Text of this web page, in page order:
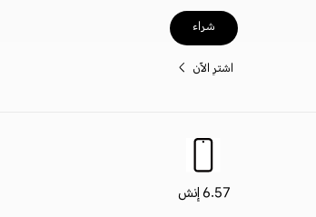
شراء
اشترِ الآن
6.57 إنش